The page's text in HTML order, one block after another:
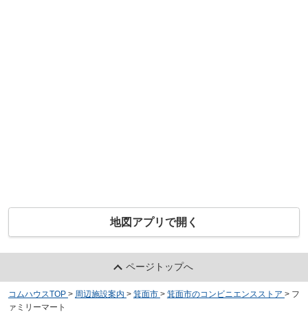
地図アプリで開く
ページトップへ
コムハウスTOP > 周辺施設案内 > 箕面市 > 箕面市のコンビニエンスストア > フ
ァミリーマート